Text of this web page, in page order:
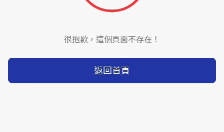
很抱歉，這個頁面不存在！
返回首頁